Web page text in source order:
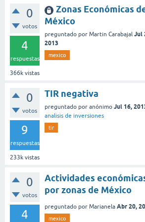
0
votos
4
respuestas
366k vistas
Zonas Económicas
México
preguntado por Martin Carabajal Jul
2013
mexico
0
votos
9
respuestas
233k vistas
TIR negativa
preguntado por anónimo Jul 16,
analisis de inversiones
tir
0
votos
4
Actividades
por zonas de México
preguntado por Marianela Abr 20,
mexico